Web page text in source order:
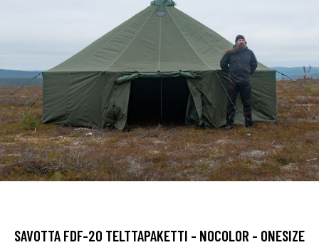
SAVOTTA FDF-20 TELTTAPAKETTI - NOCOLOR - ONESIZE